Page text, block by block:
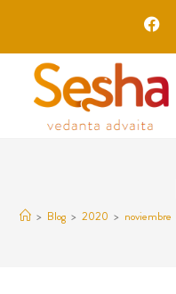
> Blog > 2020 > noviembre